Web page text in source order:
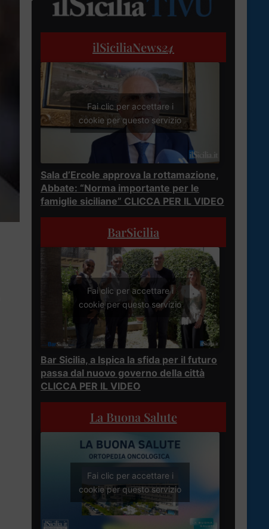
ilSiciliaNews24
Fai clic per accettare i
cookie per questo servizio
Sala d’Ercole approva la rottamazione,
Abbate: “Norma importante per le
famiglie siciliane” CLICCA PER IL VIDEO
BarSicilia
Fai clic per accettare i
cookie per questo servizio
Bar Sicilia, a Ispica la sfida per il futuro
passa dal nuovo governo della città
CLICCA PER IL VIDEO
La Buona Salute
Fai clic per accettare i
cookie per questo servizio